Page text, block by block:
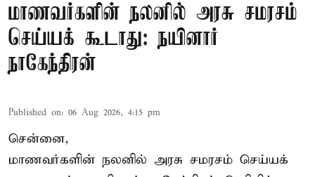
மாணவர்களின் நலனில் அரசு சமரசம்
செய்யக் கூடாது: நயினார்
நாகேந்திரன்
Published on: 06 Aug 2026, 4:15 pm
சென்னை,
மாணவர்களின் நலனில் அரசு சமரசம் செய்யக்